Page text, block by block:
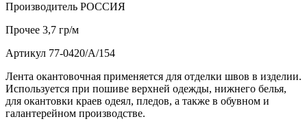
Производитель РОССИЯ
Прочее 3,7 гр/м
Артикул 77-0420/А/154
Лента окантовочная применяется для отделки швов в изделии.
Используется при пошиве верхней одежды, нижнего белья,
для окантовки краев одеял, пледов, а также в обувном и
галантерейном производстве.